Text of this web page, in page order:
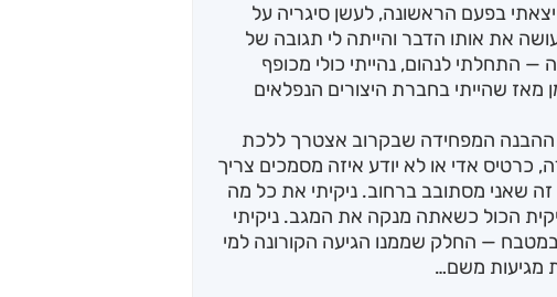
בפעם הראשונה, לעשן סיגריה על
את אותו הדבר והייתה לי תגובה של
— התחלתי לנהום, נהייתי כולי מכופף
מאז שהייתי בחברת היצורים הנפלאים
ההבנה המפחידה שבקרוב אצטרך ללכת
כרטיס אדי או לא יודע איזה מסמכים צריך
זה שאני מסתובב ברחוב. ניקיתי את כל מה
הכול כשאתה מנקה את המגב. ניקיתי
— החלק שממנו הגיעה הקורונה למי
מגיעות משם…